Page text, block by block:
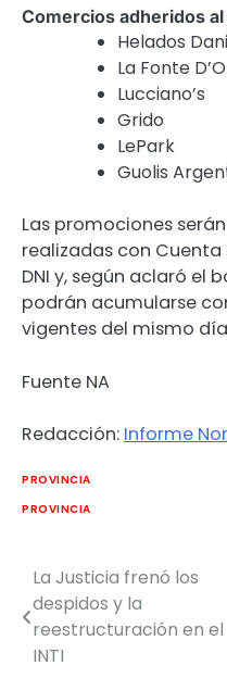
Comercios adheridos
Helados
La Fonte
Lucciano’s
Grido
LePark
Guolis
Las promociones
realizadas con Cuenta
DNI y, según aclaró el
podrán acumularse
vigentes del mismo
Fuente NA
Redacción: Informe
PROVINCIA
PROVINCIA
Navegación
de
entradas
La Justicia frenó los
despidos y la
reestructuración en el
INTI